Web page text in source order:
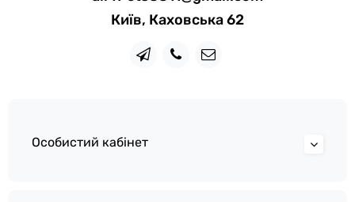
Київ, Каховська 62
Особистий кабінет